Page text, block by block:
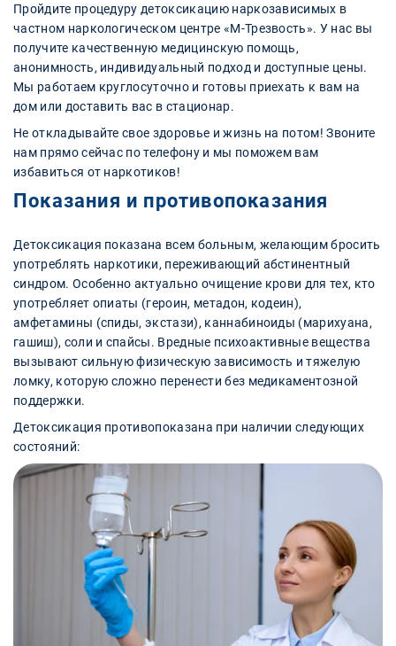
Пройдите процедуру детоксикацию наркозависимых в
частном наркологическом центре «М-Трезвость». У нас вы
получите качественную медицинскую помощь,
анонимность, индивидуальный подход и доступные цены.
Мы работаем круглосуточно и готовы приехать к вам на
дом или доставить вас в стационар.
Не откладывайте свое здоровье и жизнь на потом! Звоните
нам прямо сейчас по телефону и мы поможем вам
избавиться от наркотиков!
Показания и противопоказания
Детоксикация показана всем больным, желающим бросить
употреблять наркотики, переживающий абстинентный
синдром. Особенно актуально очищение крови для тех, кто
употребляет опиаты (героин, метадон, кодеин),
амфетамины (спиды, экстази), каннабиноиды (марихуана,
гашиш), соли и спайсы. Вредные психоактивные вещества
вызывают сильную физическую зависимость и тяжелую
ломку, которую сложно перенести без медикаментозной
поддержки.
Детоксикация противопоказана при наличии следующих
состояний: